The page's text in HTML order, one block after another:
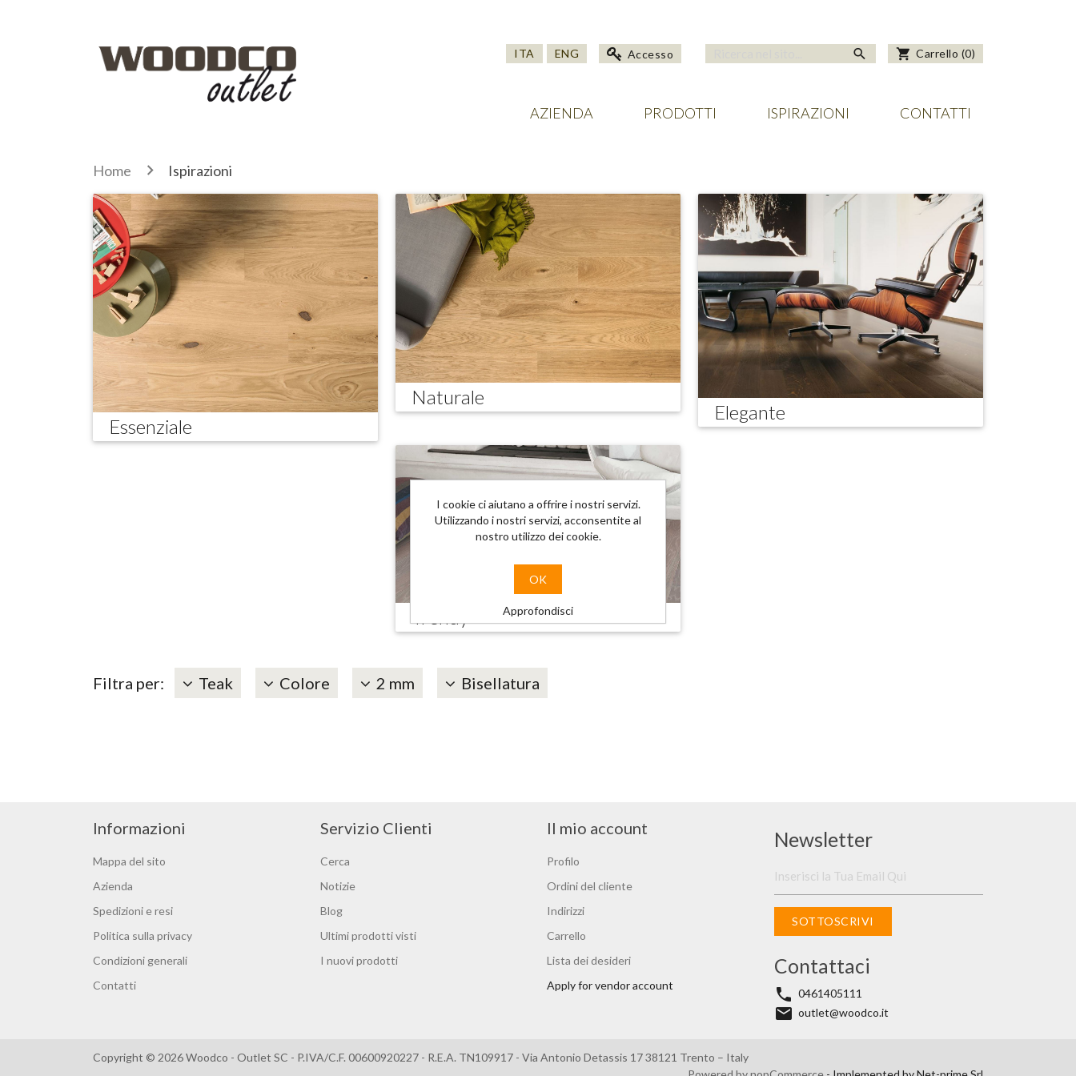
ITA ENG Accesso search Carrello (0)
shopping_cart
AZIENDA PRODOTTI ISPIRAZIONI CONTATTI
Home Ispirazioni
Essenziale
Naturale
Elegante
Trendy
Filtra per: Teak Colore 2 mm Bisellatura
Informazioni
Mappa del sito
Azienda
Spedizioni e resi
Politica sulla privacy
Condizioni generali
Contatti
Servizio Clienti
Cerca
Notizie
Blog
Ultimi prodotti visti
I nuovi prodotti
Il mio account
Profilo
Ordini del cliente
Indirizzi
Carrello
Lista dei desideri
Apply for vendor account
Newsletter
SOTTOSCRIVI
Contattaci
phone 0461405111
email outlet@woodco.it
Copyright © 2026 Woodco - Outlet SC - P.IVA/C.F. 00600920227 - R.E.A. TN109917 - Via Antonio Detassis 17 38121 Trento – Italy
I cookie ci aiutano a offrire i nostri servizi.
Utilizzando i nostri servizi, acconsentite al
nostro utilizzo dei cookie.
OK
Approfondisci